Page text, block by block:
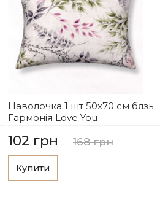
Наволочка 1 шт 50x70 см бязь
Гармонія Love You
102 грн 168 грн
Купити